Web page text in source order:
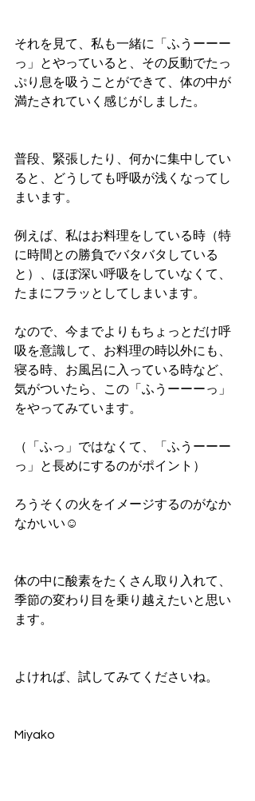
それを見て、私も一緒に「ふうーーー
っ」とやっていると、その反動でたっ
ぷり息を吸うことができて、体の中が
満たされていく感じがしました。
普段、緊張したり、何かに集中してい
ると、どうしても呼吸が浅くなってし
まいます。
例えば、私はお料理をしている時（特
に時間との勝負でバタバタしている
と）、ほぼ深い呼吸をしていなくて、
たまにフラッとしてしまいます。
なので、今までよりもちょっとだけ呼
吸を意識して、お料理の時以外にも、
寝る時、お風呂に入っている時など、
気がついたら、この「ふうーーーっ」
をやってみています。
（「ふっ」ではなくて、「ふうーーー
っ」と長めにするのがポイント）
ろうそくの火をイメージするのがなか
なかいい☺
体の中に酸素をたくさん取り入れて、
季節の変わり目を乗り越えたいと思い
ます。
よければ、試してみてくださいね。
Miyako